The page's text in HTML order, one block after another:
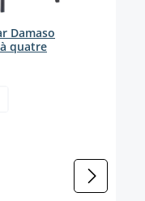
Damaso
quatre